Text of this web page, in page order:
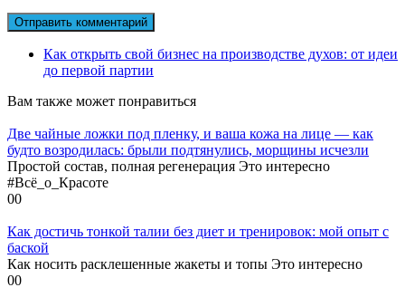
Как открыть свой бизнес на производстве духов: от идеи
до первой партии
Вам также может понравиться
Две чайные ложки под пленку, и ваша кожа на лице — как
будто возродилась: брыли подтянулись, морщины исчезли
Простой состав, полная регенерация Это интересно
#Всё_о_Красоте
00
Как достичь тонкой талии без диет и тренировок: мой опыт с
баской
Как носить расклешенные жакеты и топы Это интересно
00